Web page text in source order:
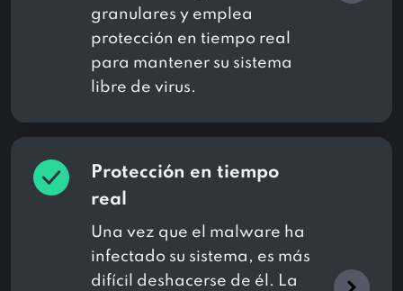
granulares y emplea
protección en tiempo real
para mantener su sistema
libre de virus.
Protección en tiempo
real
Una vez que el malware ha
infectado su sistema, es más
difícil deshacerse de él. La